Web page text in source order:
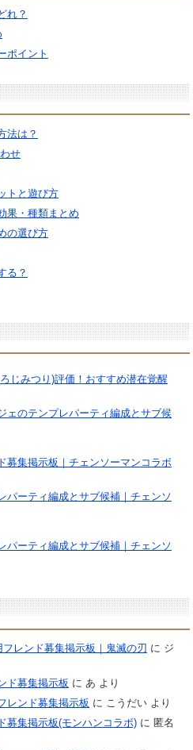
れ？
ポイント
法は？
せ
トと遊び方
果・種類まとめ
の選び方
る？
じみつり)評価！おすすめ潜在覚醒
ェのテンプレパーティ編成とサブ候
募集掲示板｜チェンソーマンコラボ
パーティ編成とサブ候補｜チェンソ
パーティ編成とサブ候補｜チェンソ
フレンド募集掲示板｜鬼滅の刃 に ジ
ド募集掲示板 に あ より
レンド募集掲示板 に こうだいより
募集掲示板(モンハンコラボ)に 匿名